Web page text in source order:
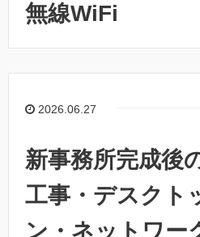
無線WiFi
2026.06.27
新事務所完成後
工事・デスクト
ン・ネットワー